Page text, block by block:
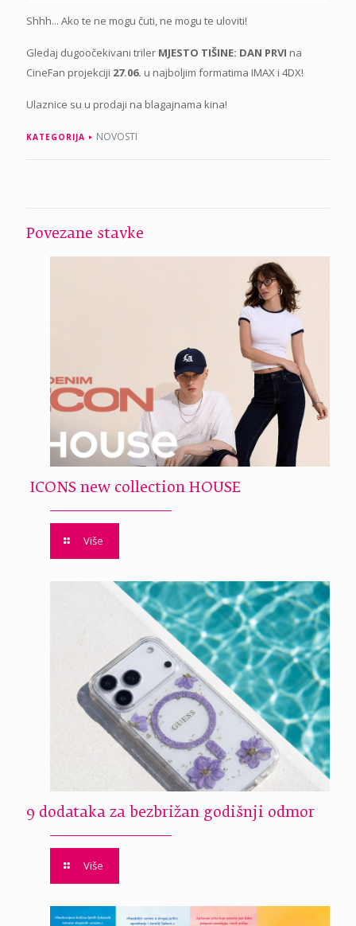
Shhh... Ako te ne mogu čuti, ne mogu te uloviti!
Gledaj dugoočekivani triler MJESTO TIŠINE: DAN PRVI na
CineFan projekciji 27.06. u najboljim formatima IMAX i 4DX!
Ulaznice su u prodaji na blagajnama kina!
KATEGORIJA NOVOSTI
Povezane stavke
ICONS new collection HOUSE
Više
9 dodataka za bezbrižan godišnji odmor
Više